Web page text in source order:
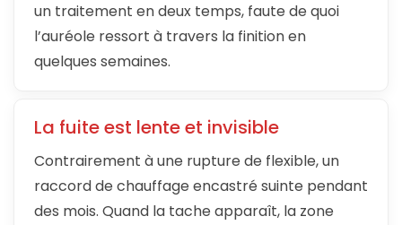
un traitement en deux temps, faute de quoi
l’auréole ressort à travers la finition en
quelques semaines.
La fuite est lente et invisible
Contrairement à une rupture de flexible, un
raccord de chauffage encastré suinte pendant
des mois. Quand la tache apparaît, la zone